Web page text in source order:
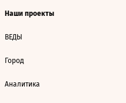
Наши проекты
ВЕДЫ
Город
Аналитика